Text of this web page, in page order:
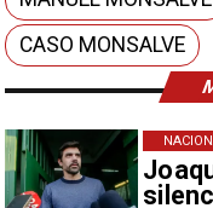
CASO MONSALVE